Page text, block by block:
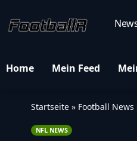
Home Mein Feed
Startseite » Football News
NFL NEWS